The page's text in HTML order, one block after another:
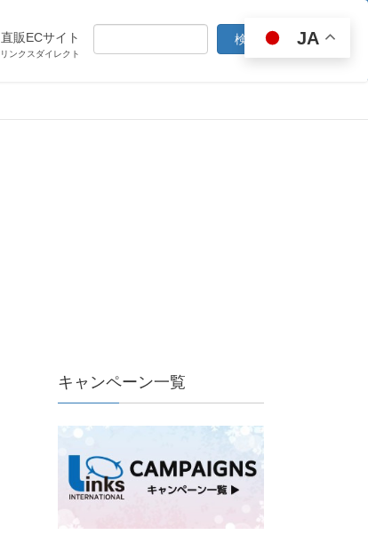
直販ECサイト
リンクスダイレクト
キャンペーン一覧
JA